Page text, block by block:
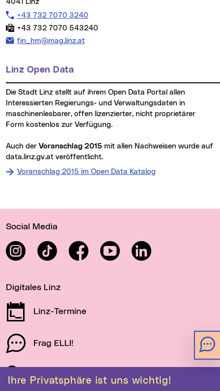
Ihre Privatsphäre ist uns wichtig!
4041 Linz
Telefon:
+43 732 7070 3240
Fax:
+43 732 7070 543240
E-Mail Adresse:
fin_hm@mag.linz.at
Linz Open Data
Die Stadt Linz stellt auf ihrem Open Data Portal allen
Interessierten Regierungs- und Verwaltungsdaten in
maschinenlesbarer, offen lizenzierter, nicht proprietärer
Form kostenlos zur Verfügung.
Auch der Voranschlag 2015 mit allen Nachweisen wurde auf
data.linz.gv.at (neues Fenster)
veröffentlicht.
Voranschlag 2015 im Open Data Katalog
Social Media
InstagramTikTok FacebookYouTube LinkedIn
Digitales Linz
Linz-Termine
Frag ELLI!
Schau auf Linz